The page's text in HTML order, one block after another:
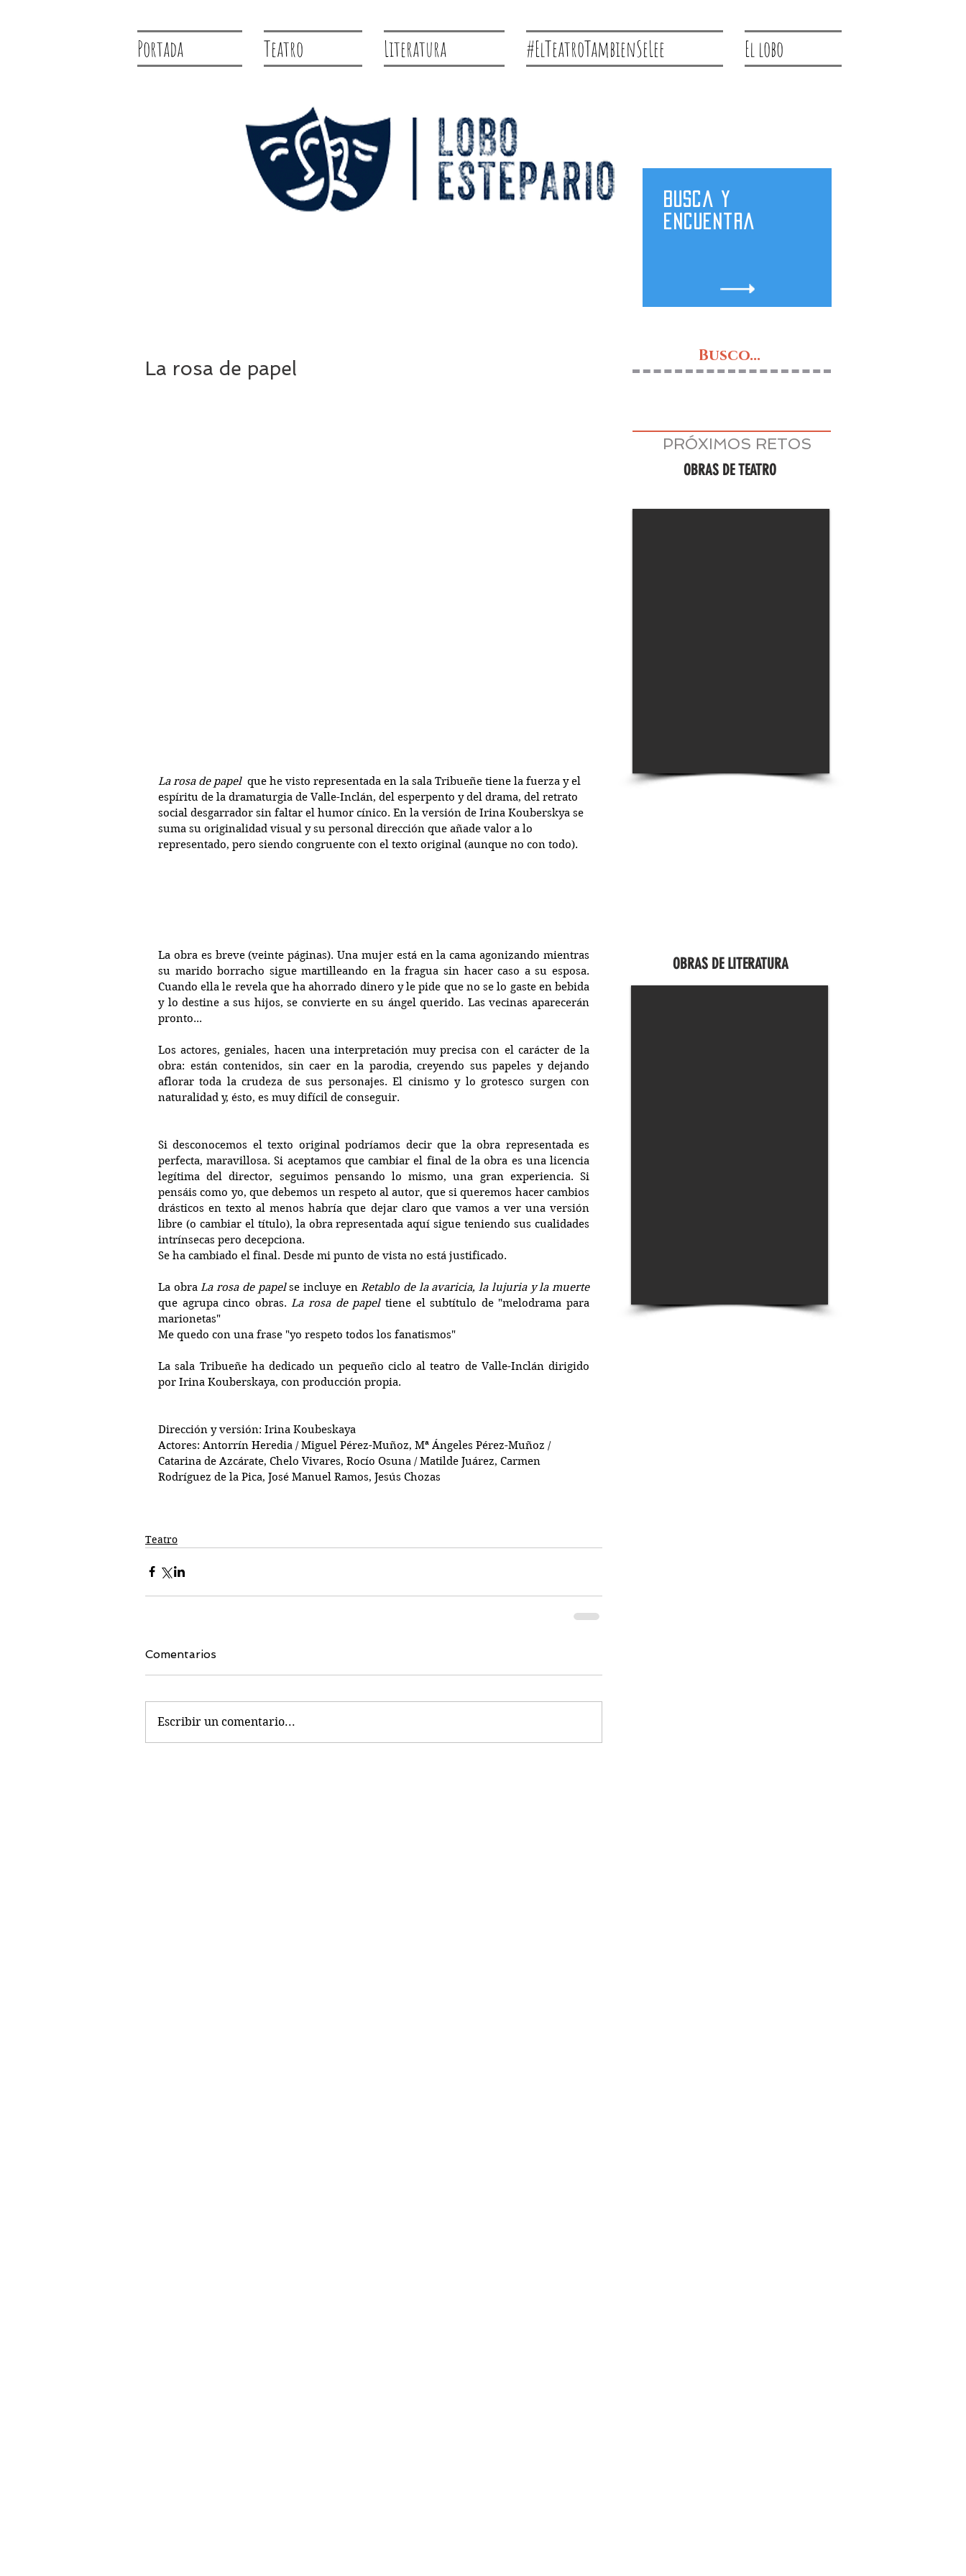
Portada Teatro Literatura #ElTeatroTambienSeLee El lobo
Busca y
encuentra
La rosa de papel
La rosa de papel
  que he visto representada en la sala Tribueñe tiene la fuerza y el
espíritu de la dramaturgia de Valle-Inclán, del esperpento y del drama, del retrato
social desgarrador sin faltar el humor cínico. En la versión de Irina Kouberskya se
suma su originalidad visual y su personal dirección que añade valor a lo
representado, pero siendo congruente con el texto original (aunque no con todo).
La obra es breve (veinte páginas). Una mujer está en la cama agonizando mientras
su marido borracho sigue martilleando en la fragua sin hacer caso a su esposa.
Cuando ella le revela que ha ahorrado dinero y le pide que no se lo gaste en bebida
y lo destine a sus hijos, se convierte en su ángel querido. Las vecinas aparecerán
pronto...
Los actores, geniales, hacen una interpretación muy precisa con el carácter de la
obra: están contenidos, sin caer en la parodia, creyendo sus papeles y dejando
aflorar toda la crudeza de sus personajes. El cinismo y lo grotesco surgen con
naturalidad y, ésto, es muy difícil de conseguir.
Si desconocemos el texto original podríamos decir que la obra representada es
perfecta, maravillosa. Si aceptamos que cambiar el final de la obra es una licencia
legítima del director, seguimos pensando lo mismo, una gran experiencia. Si
pensáis como yo, que debemos un respeto al autor, que si queremos hacer cambios
drásticos en texto al menos habría que dejar claro que vamos a ver una versión
libre (o cambiar el título), la obra representada aquí sigue teniendo sus cualidades
intrínsecas pero decepciona.
Se ha cambiado el final. Desde mi punto de vista no está justificado.
La obra La rosa de papel se incluye en Retablo de la avaricia, la lujuria y la muerte
que agrupa cinco obras. La rosa de papel tiene el subtítulo de "melodrama para
marionetas"
Me quedo con una frase "yo respeto todos los fanatismos"
La sala Tribueñe ha dedicado un pequeño ciclo al teatro de Valle-Inclán dirigido
por Irina Kouberskaya, con producción propia.
Dirección y versión: Irina Koubeskaya
Actores: Antorrín Heredia / Miguel Pérez-Muñoz, Mª Ángeles Pérez-Muñoz /
Catarina de Azcárate, Chelo Vivares, Rocío Osuna / Matilde Juárez, Carmen
Rodríguez de la Pica, José Manuel Ramos, Jesús Chozas
Teatro
Comentarios
Escribir un comentario...
Busco...
PRÓXIMOS RETOS
OBRAS DE TEATRO
OBRAS DE LITERATURA